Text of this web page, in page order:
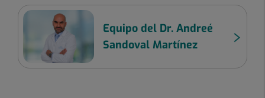
Equipo del Dr. Andreé
Sandoval Martínez